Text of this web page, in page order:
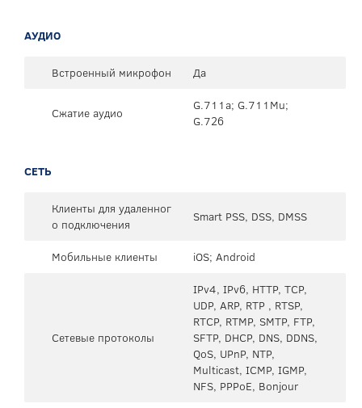
АУДИО
Встроенный микрофон Да
Сжатие аудио
G.711a; G.711Mu;
G.726
СЕТЬ
Клиенты для удаленног
о подключения
Smart PSS, DSS, DMSS
Мобильные клиенты iOS; Android
Сетевые протоколы
IPv4, IPv6, HTTP, TCP,
UDP, ARP, RTP , RTSP,
RTCP, RTMP, SMTP, FTP,
SFTP, DHCP, DNS, DDNS,
QoS, UPnP, NTP,
Multicast, ICMP, IGMP,
NFS, PPPoE, Bonjour